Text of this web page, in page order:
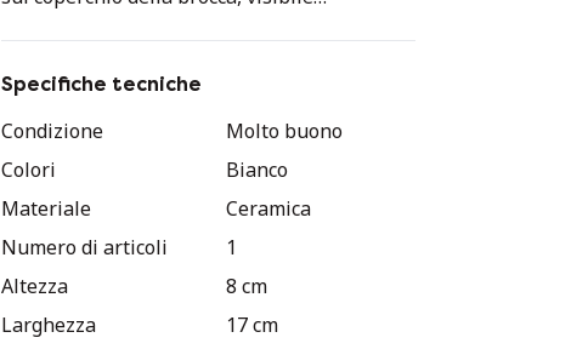
Specifiche tecniche
Condizione
Molto buono
Colori
Bianco
Materiale
Ceramica
Numero di articoli
1
Altezza
8 cm
Larghezza
17 cm